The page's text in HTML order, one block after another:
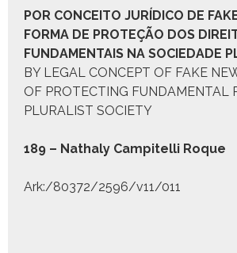
POR CONCEITO JURÍDICO DE F
FORMA DE PROTEÇÃO DOS D
FUNDAMENTAIS NA SOCIEDADE P
BY LEGAL CONCEPT OF FAKE
OF PROTECTING FUNDAMENTAL
PLURALIST SOCIETY
189 – Nathaly Campitel­li Roque
Ark:/80372/2596/v11/011